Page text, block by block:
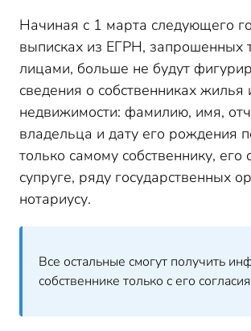
Начиная с 1 марта следующего
выписках из ЕГРН, запрошенных
лицами, больше не будут
сведения о собственниках жилья
недвижимости: фамилию, имя,
владельца и дату его рождения
только самому собственнику, его
супруге, ряду государственных
нотариусу.
Все остальные смогут получить
собственнике только с его